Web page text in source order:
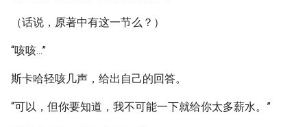
（话说，原著中有这一节么？）
“咳咳...”
斯卡哈轻咳几声，给出自己的回答。
“可以，但你要知道，我不可能一下就给你太多薪水。”